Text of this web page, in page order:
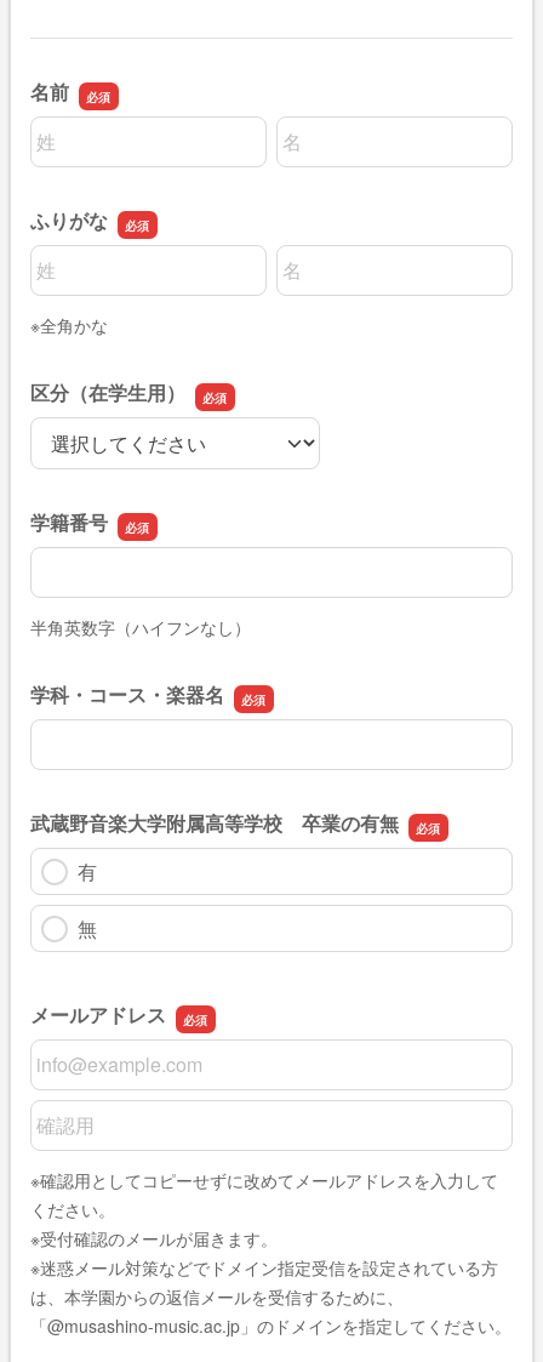
名前
名前の姓
名前の名
ふりがな
名前の姓
名前の名
※全角かな
区分（在学生用）
区分（在学生用）
学籍番号
学籍番号
半角英数字（ハイフンなし）
学科・コース・楽器名
学科・コース・楽器名
武蔵野音楽大学附属高等学校 卒業の有無
有
無
メールアドレス
メールアドレス
メールアドレスの確認用
※確認用としてコピーせずに改めてメールアドレスを入力して
ください。
※受付確認のメールが届きます。
※迷惑メール対策などでドメイン指定受信を設定されている方
は、本学園からの返信メールを受信するために、
「@musashino-music.ac.jp」のドメインを指定してください。